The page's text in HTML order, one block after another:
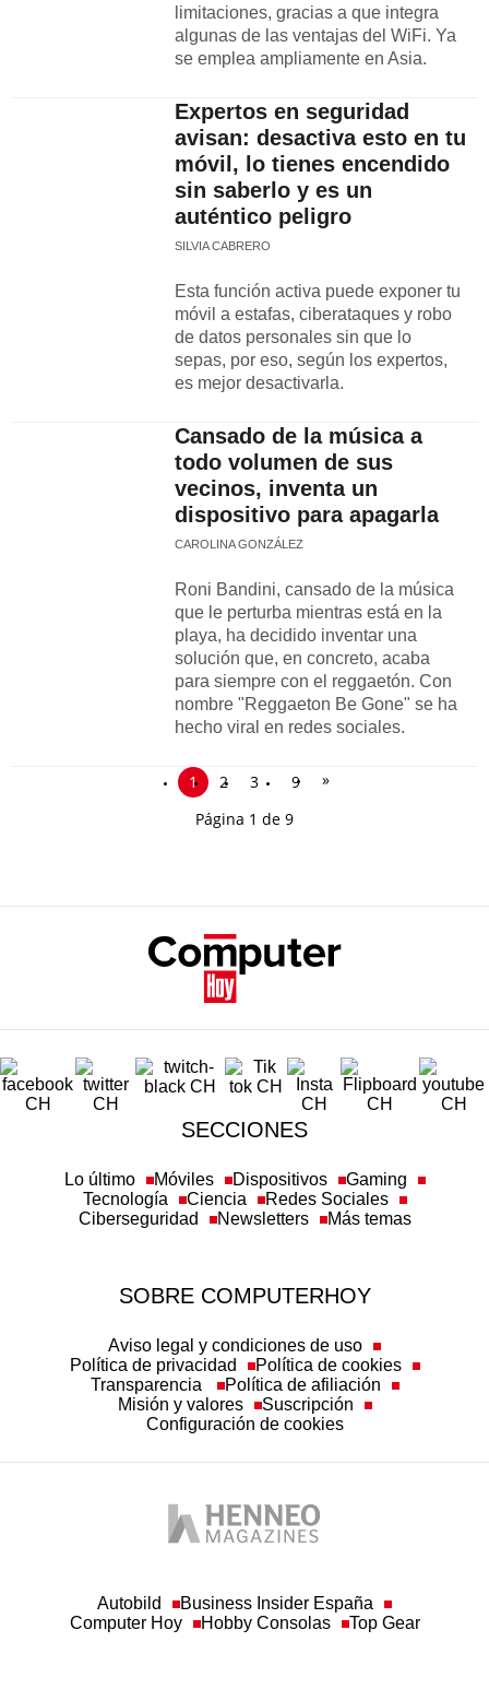
limitaciones, gracias a que integra
algunas de las ventajas del WiFi. Ya
se emplea ampliamente en Asia.
Expertos en seguridad
avisan: desactiva esto en tu
móvil, lo tienes encendido
sin saberlo y es un
auténtico peligro
SILVIA CABRERO
Esta función activa puede exponer tu
móvil a estafas, ciberataques y robo
de datos personales sin que lo
sepas, por eso, según los expertos,
es mejor desactivarla.
Cansado de la música a
todo volumen de sus
vecinos, inventa un
dispositivo para apagarla
CAROLINA GONZÁLEZ
Roni Bandini, cansado de la música
que le perturba mientras está en la
playa, ha decidido inventar una
solución que, en concreto, acaba
para siempre con el reggaetón. Con
nombre "Reggaeton Be Gone" se ha
hecho viral en redes sociales.
1 2 3 9
»
Página 1 de 9
SECCIONES
Lo último Móviles Dispositivos
Gaming
Tecnología
Ciencia
Redes Sociales
Ciberseguridad
Newsletters Más temas
SOBRE COMPUTERHOY
Aviso legal y condiciones de uso
Política de privacidad
Política de cookies
Transparencia
Política de afiliación
Misión y valores
Suscripción
Configuración de cookies
Autobild
Business Insider España
Computer Hoy
Hobby Consolas Top Gear